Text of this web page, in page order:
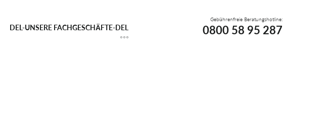
DEL-UNSERE FACHGESCHÄFTE-DEL
Gebührenfreie Beratungshotline:
0800 58 95 287